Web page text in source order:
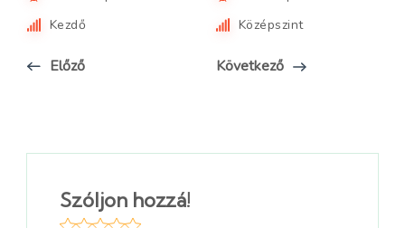
Kezdő
Előző
Középszint
Következő
Szóljon hozzá!